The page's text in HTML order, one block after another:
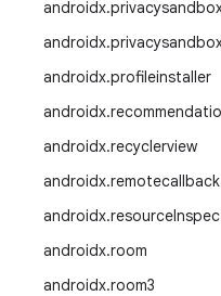
androidx.
androidx.
androidx.profileinstaller
androidx.
androidx.recyclerview
androidx.remotecallback
androidx.resource
androidx.room
androidx.room3